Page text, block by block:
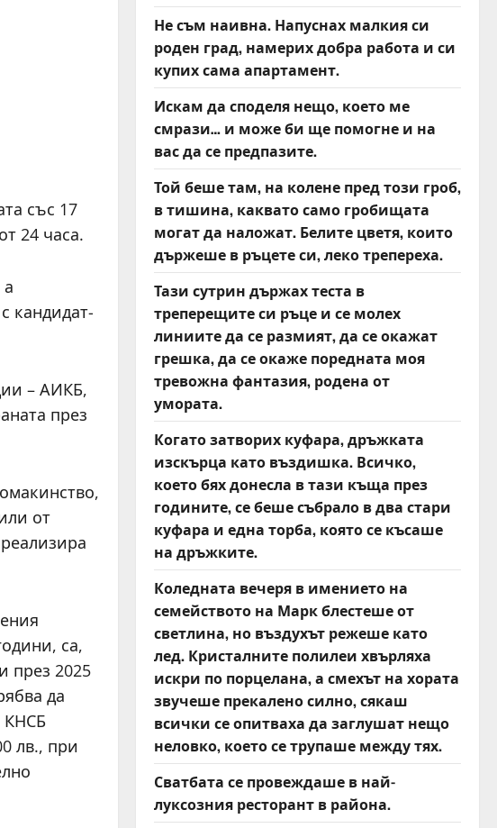
със 17
24 часа.
кандидат-
– АИКБ,
през
от
са,
през 2025
да
КНСБ
лв., при
Не съм наивна. Напуснах малкия си
роден град, намерих добра работа и си
купих сама апартамент.
Искам да споделя нещо, което ме
смрази… и може би ще помогне и на
вас да се предпазите.
Той беше там, на колене пред този гроб,
в тишина, каквато само гробищата
могат да наложат. Белите цветя, които
държеше в ръцете си, леко трепереха.
Тази сутрин държах теста в
треперещите си ръце и се молех
линиите да се размият, да се окажат
грешка, да се окаже поредната моя
тревожна фантазия, родена от
умората.
Когато затворих куфара, дръжката
изскърца като въздишка. Всичко,
което бях донесла в тази къща през
годините, се беше събрало в два стари
куфара и една торба, която се късаше
на дръжките.
Коледната вечеря в имението на
семейството на Марк блестеше от
светлина, но въздухът режеше като
лед. Кристалните полилеи хвърляха
искри по порцелана, а смехът на хората
звучеше прекалено силно, сякаш
всички се опитваха да заглушат нещо
неловко, което се трупаше между тях.
Сватбата се провеждаше в най-
луксозния ресторант в района.